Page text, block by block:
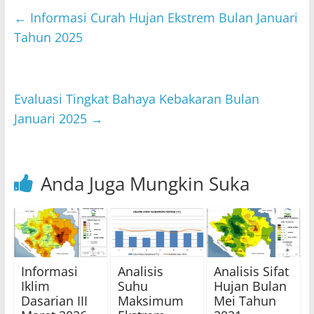
s
A
er e
k
l
← Informasi Curah Hujan Ekstrem Bulan Januari
Tahun 2025
Evaluasi Tingkat Bahaya Kebakaran Bulan
Januari 2025 →
Anda Juga Mungkin Suka
Informasi
Iklim
Dasarian III
Analisis
Suhu
Maksimum
Analisis Sifat
Hujan Bulan
Mei Tahun